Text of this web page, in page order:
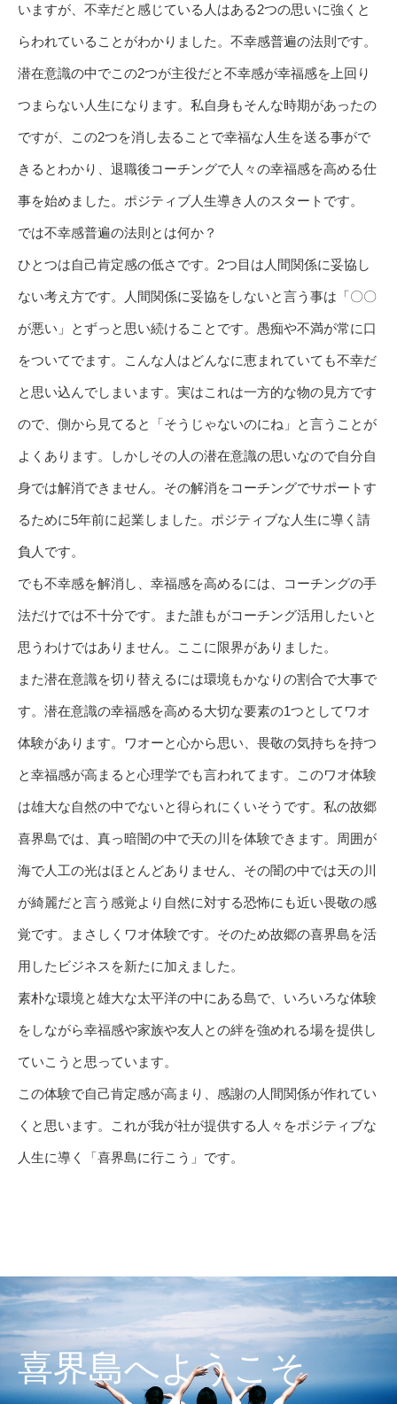
いますが、不幸だと感じている人はある2つの思いに強くと
らわれていることがわかりました。不幸感普遍の法則です。
潜在意識の中でこの2つが主役だと不幸感が幸福感を上回り
つまらない人生になります。私自身もそんな時期があったの
ですが、この2つを消し去ることで幸福な人生を送る事がで
きるとわかり、退職後コーチングで人々の幸福感を高める仕
事を始めました。ポジティブ人生導き人のスタートです。
では不幸感普遍の法則とは何か？
ひとつは自己肯定感の低さです。2つ目は人間関係に妥協し
ない考え方です。人間関係に妥協をしないと言う事は「〇〇
が悪い」とずっと思い続けることです。愚痴や不満が常に口
をついてでます。こんな人はどんなに恵まれていても不幸だ
と思い込んでしまいます。実はこれは一方的な物の見方です
ので、側から見てると「そうじゃないのにね」と言うことが
よくあります。しかしその人の潜在意識の思いなので自分自
身では解消できません。その解消をコーチングでサポートす
るために5年前に起業しました。ポジティブな人生に導く請
負人です。
でも不幸感を解消し、幸福感を高めるには、コーチングの手
法だけでは不十分です。また誰もがコーチング活用したいと
思うわけではありません。ここに限界がありました。
また潜在意識を切り替えるには環境もかなりの割合で大事で
す。潜在意識の幸福感を高める大切な要素の1つとしてワオ
体験があります。ワオーと心から思い、畏敬の気持ちを持つ
と幸福感が高まると心理学でも言われてます。このワオ体験
は雄大な自然の中でないと得られにくいそうです。私の故郷
喜界島では、真っ暗闇の中で天の川を体験できます。周囲が
海で人工の光はほとんどありません、その闇の中では天の川
が綺麗だと言う感覚より自然に対する恐怖にも近い畏敬の感
覚です。まさしくワオ体験です。そのため故郷の喜界島を活
用したビジネスを新たに加えました。
素朴な環境と雄大な太平洋の中にある島で、いろいろな体験
をしながら幸福感や家族や友人との絆を強めれる場を提供し
ていこうと思っています。
この体験で自己肯定感が高まり、感謝の人間関係が作れてい
くと思います。これが我が社が提供する人々をポジティブな
人生に導く「喜界島に行こう」です。
喜界島へようこそ